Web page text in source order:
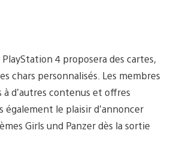
4 proposera des cartes,
chars personnalisés. Les membres
à d’autres contenus et offres
également le plaisir d’annoncer
Girls und Panzer dès la sortie